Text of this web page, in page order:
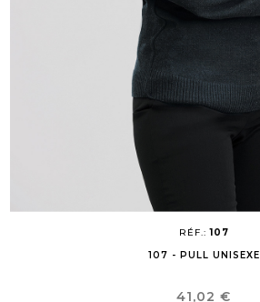
RÉF.:107
107 - PULL UNISEXE
Prix
41,02 €